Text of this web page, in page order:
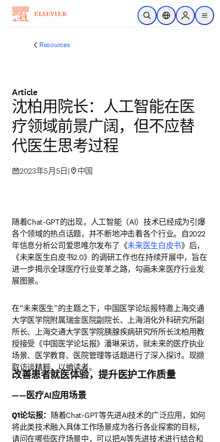
跳转到主内容
开放搜索位置选择器Sign in to
menu
Resources
Article
沈柏用院长：人工智能在医
疗领域前景广阔，但不应替
代医生思考过程
2023年5月5日 | 中国
随着Chat-GPT的出现，人工智能（AI）技术已经成为引爆
各个领域的热点话题，并不断地冲击着各个行业。自2022
年信息分析公司爱思唯尔发布了《未来医生白皮书》后，
《未来医生白皮书2.0》的调研工作也在持续开展中，旨在
进一步揭示全球医疗行业变革之路，勾画未来医疗行业发
展图景。
在“未来医生”的主题之下，中国医学论坛报特邀上海交通
大学医学院附属瑞金医院副院长、上海消化外科研究所副
所长、上海交通大学医学院胰腺疾病研究所所长沈柏用教
授接受《中国医学论坛报》潘琳采访，就未来的医疗执业
场景、医学教育、医院管理等话题进行了深入探讨。现撷
取访谈精粹，以飨读者。
改善患者就医体验，提升医护工作质量
——医疗AI应用场景
Q1论坛报： 随着Chat-GPT等先进AI技术的广泛应用，如何
将此类技术融入具体工作场景成为各行各业探索的目标，
请问在哪些医疗场景中，可以把AI等先进技术进行结合和